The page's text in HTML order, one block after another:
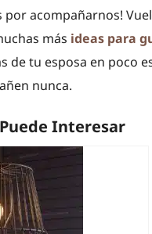
por acompañarnos!
más ideas para
de tu esposa en poco
nunca.
Interesar